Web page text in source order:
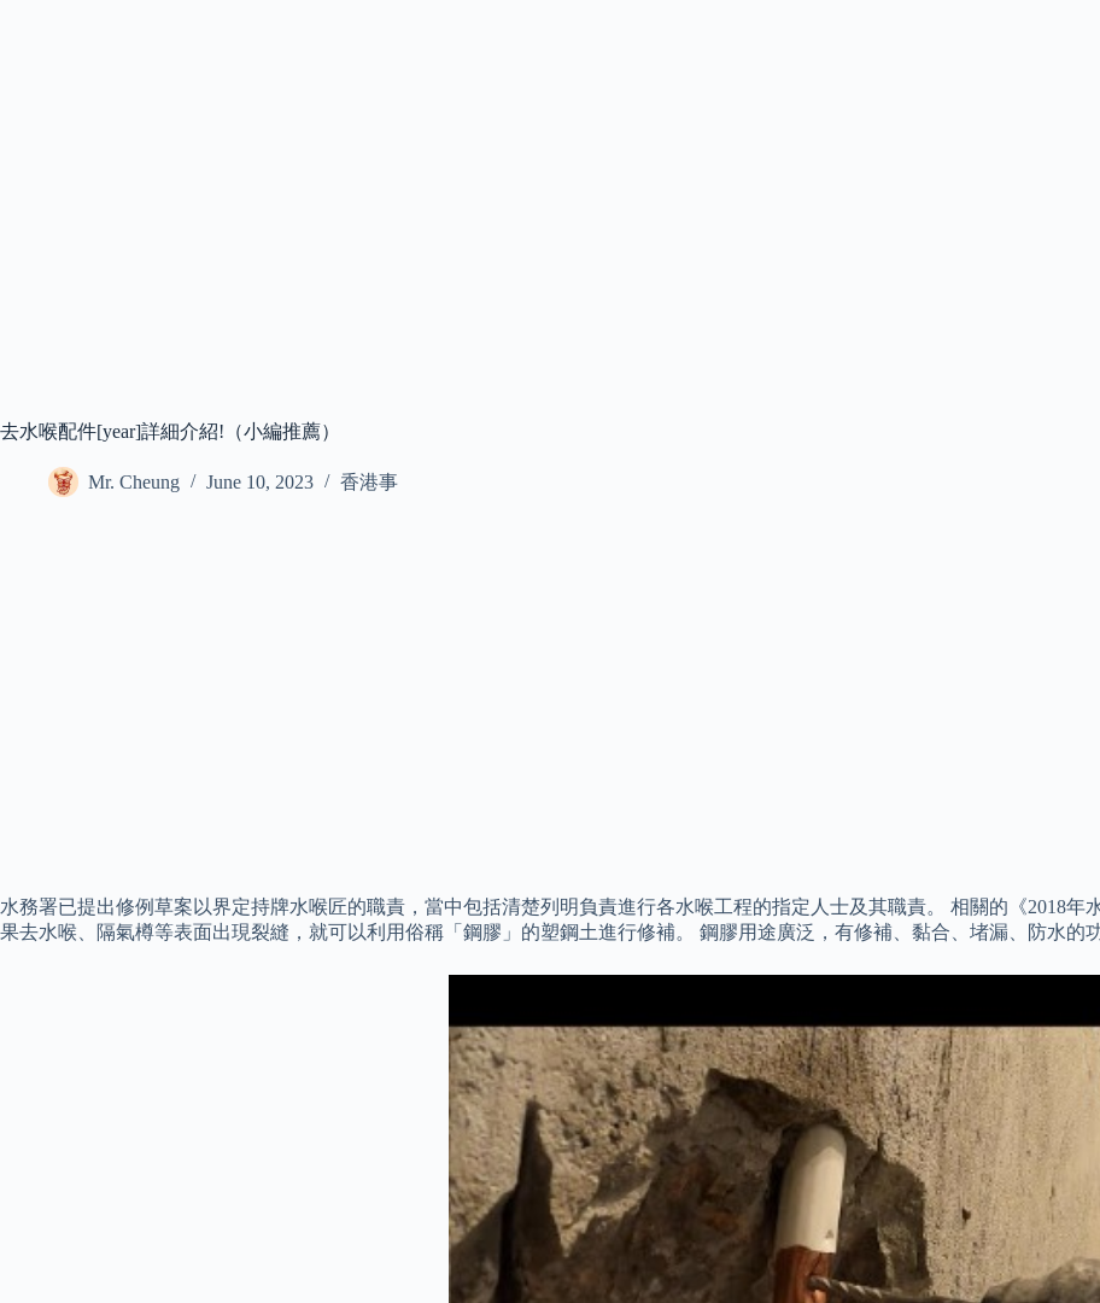
去水喉配件[year]詳細介紹!（小編推薦）
Mr. Cheung June 10, 2023 香港事
水務署已提出修例草案以界定持牌水喉匠的職責，當中包括清楚列明負責進行各水喉工程的指定人士及其職責。 相關的《2018年
果去水喉、隔氣樽等表面出現裂縫，就可以利用俗稱「鋼膠」的塑鋼土進行修補。 鋼膠用途廣泛，有修補、黏合、堵漏、防水的